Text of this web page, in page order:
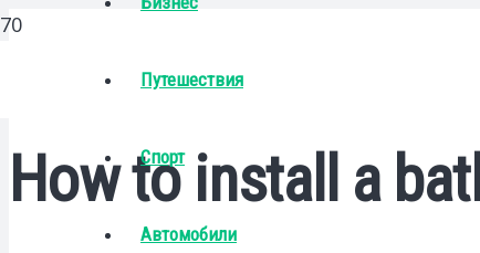
Путешествия
Спорт
Автомобили
How to install a